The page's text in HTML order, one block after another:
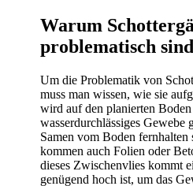
Warum
problematisch sind
Um die Problematik von
muss man wissen, wie sie
wird auf den planierten Boden
wasserdurchlässiges Gewebe
Samen vom Boden
kommen auch Folien oder
dieses Zwischenvlies kommt
genügend hoch ist, um das